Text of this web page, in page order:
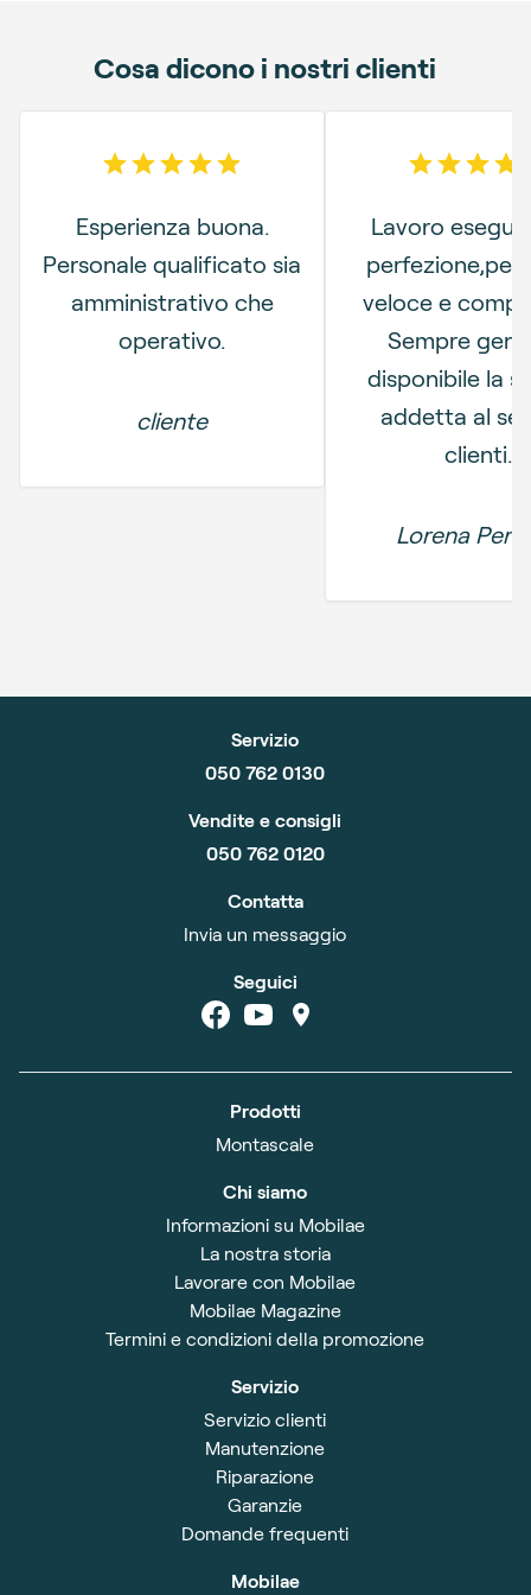
Cosa dicono i nostri clienti
5 out of 5 stars
Esperienza buona.
Personale qualificato sia
amministrativo che
operativo.
cliente
4 out
Lavoro
veloce e
Sempre
disponibile la
addetta al
clienti.
Lorena
Servizio
050 762 0130
Vendite e consigli
050 762 0120
Contatta
Invia un messaggio
Seguici
Prodotti
Montascale
Chi siamo
Informazioni su Mobilae
La nostra storia
Lavorare con Mobilae
Mobilae Magazine
Termini e condizioni della promozione
Servizio
Servizio clienti
Manutenzione
Riparazione
Garanzie
Domande frequenti
Mobilae